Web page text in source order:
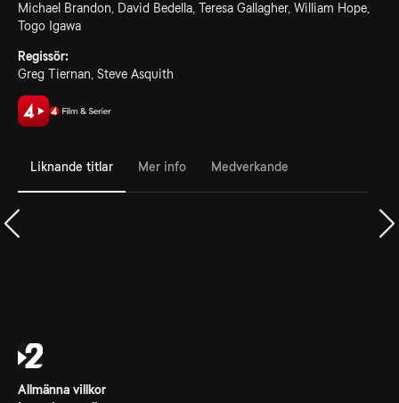
Michael Brandon, David Bedella, Teresa Gallagher, William Hope,
Togo Igawa
Regissör:
Greg Tiernan, Steve Asquith
Liknande titlar Mer info Medverkande
Allmänna villkor